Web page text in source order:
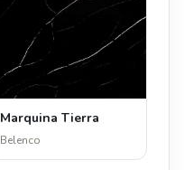
Marquina Tierra
Belenco